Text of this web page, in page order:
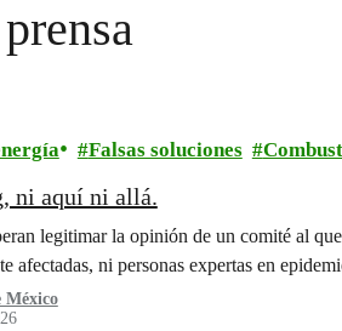
Falsas soluciones
ni aquí ni allá.
legitimar la opinión de un comité al
afectadas, ni personas expertas en
México